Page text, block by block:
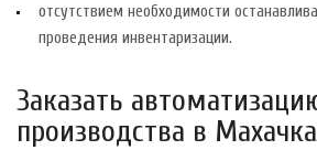
отсутствием необходимости
проведения инвентаризации.
Заказать
производства в